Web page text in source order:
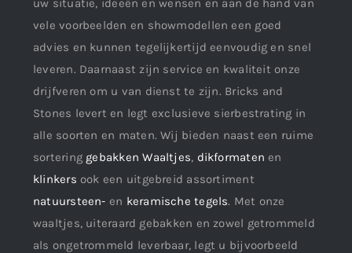
uw situatie, ideeën en wensen en aan de hand van
vele voorbeelden en showmodellen een goed
advies en kunnen tegelijkertijd eenvoudig en snel
leveren. Daarnaast zijn service en kwaliteit onze
drijfveren om u van dienst te zijn. Bricks and
Stones levert en legt exclusieve sierbestrating in
alle soorten en maten. Wij bieden naast een ruime
sortering gebakken Waaltjes, dikformaten en
klinkers ook een uitgebreid assortiment
natuursteen- en keramische tegels. Met onze
waaltjes, uiteraard gebakken en zowel getrommeld
als ongetrommeld leverbaar, legt u bijvoorbeeld